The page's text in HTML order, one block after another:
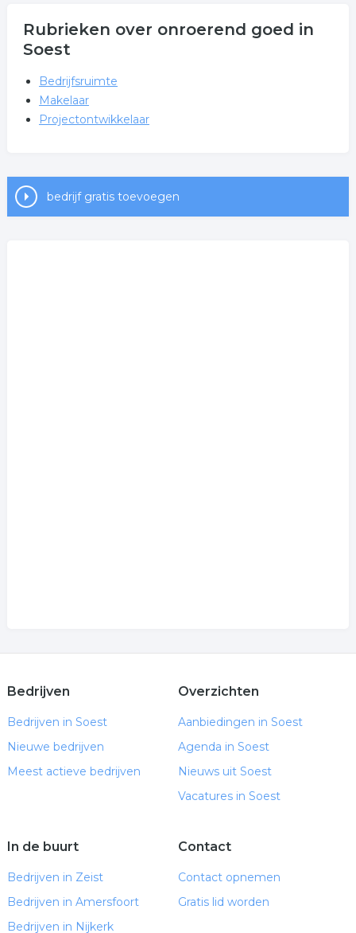
Rubrieken over onroerend goed in
Soest
Bedrijfsruimte
Makelaar
Projectontwikkelaar
bedrijf gratis toevoegen
Bedrijven
Bedrijven in Soest
Nieuwe bedrijven
Meest actieve bedrijven
Overzichten
Aanbiedingen in Soest
Agenda in Soest
Nieuws uit Soest
Vacatures in Soest
In de buurt
Bedrijven in Zeist
Bedrijven in Amersfoort
Bedrijven in Nijkerk
Contact
Contact opnemen
Gratis lid worden